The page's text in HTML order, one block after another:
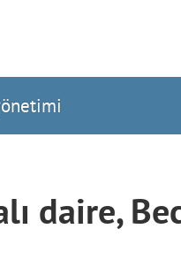
daire,